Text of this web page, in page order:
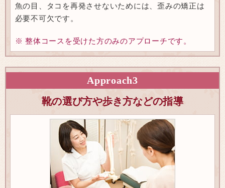
魚の目、タコを再発させないためには、歪みの矯正は
必要不可欠です。
※ 整体コースを受けた方のみのアプローチです。
Approach3
靴の選び方や歩き方などの指導